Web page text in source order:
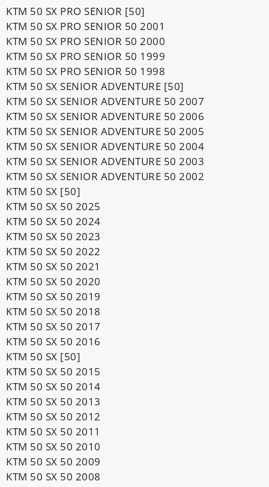
KTM 50 SX PRO SENIOR [50]
KTM 50 SX PRO SENIOR 50 2001
KTM 50 SX PRO SENIOR 50 2000
KTM 50 SX PRO SENIOR 50 1999
KTM 50 SX PRO SENIOR 50 1998
KTM 50 SX SENIOR ADVENTURE [50]
KTM 50 SX SENIOR ADVENTURE 50 2007
KTM 50 SX SENIOR ADVENTURE 50 2006
KTM 50 SX SENIOR ADVENTURE 50 2005
KTM 50 SX SENIOR ADVENTURE 50 2004
KTM 50 SX SENIOR ADVENTURE 50 2003
KTM 50 SX SENIOR ADVENTURE 50 2002
KTM 50 SX [50]
KTM 50 SX 50 2025
KTM 50 SX 50 2024
KTM 50 SX 50 2023
KTM 50 SX 50 2022
KTM 50 SX 50 2021
KTM 50 SX 50 2020
KTM 50 SX 50 2019
KTM 50 SX 50 2018
KTM 50 SX 50 2017
KTM 50 SX 50 2016
KTM 50 SX [50]
KTM 50 SX 50 2015
KTM 50 SX 50 2014
KTM 50 SX 50 2013
KTM 50 SX 50 2012
KTM 50 SX 50 2011
KTM 50 SX 50 2010
KTM 50 SX 50 2009
KTM 50 SX 50 2008